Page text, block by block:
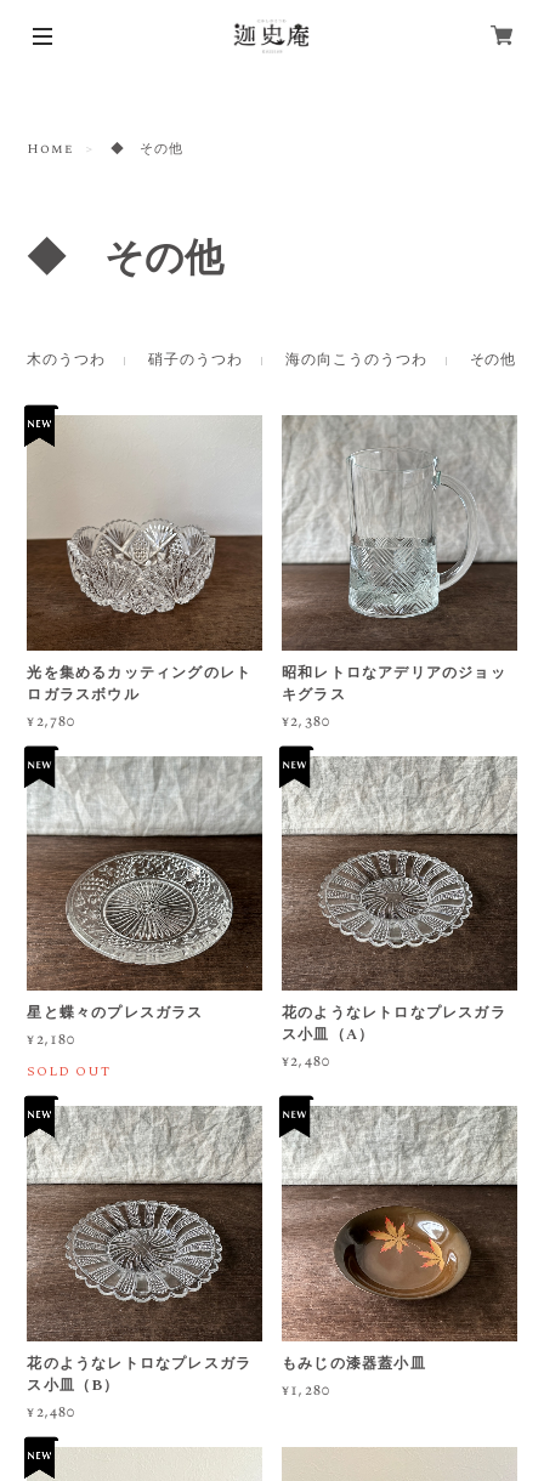
Home ◆ その他
◆ その他
木のうつわ 硝子のうつわ 海の向こうのうつわ その他
光を集めるカッティングのレト
ロガラスボウル
¥2,780
昭和レトロなアデリアのジョッ
キグラス
¥2,380
星と蝶々のプレスガラス
¥2,180
SOLD OUT
花のようなレトロなプレスガラ
ス小皿（A）
¥2,480
花のようなレトロなプレスガラ
ス小皿（B）
¥2,480
もみじの漆器蓋小皿
¥1,280